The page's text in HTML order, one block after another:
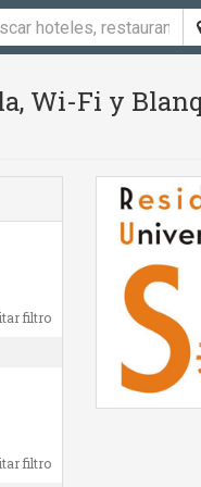
Wi-Fi y
filtro
filtro